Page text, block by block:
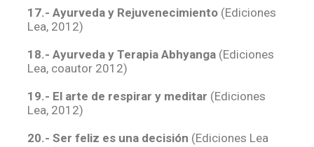
17.- Ayurveda y Rejuvenecimiento (Ediciones
Lea, 2012)
18.- Ayurveda y Terapia Abhyanga (Ediciones
Lea, coautor 2012)
19.- El arte de respirar y meditar (Ediciones
Lea, 2012)
20.- Ser feliz es una decisión (Ediciones Lea